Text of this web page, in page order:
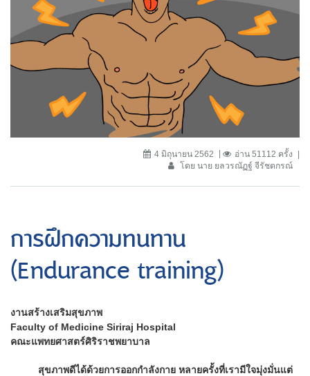
4 มิถุนายน 2562
อ่าน 51112 ครั้ง
โดย นาย ยลวรณัฏฐ์ จีรัชตกรณ์
การฝึกความทนทาน
(Endurance training)
งานสร้างเสริมสุขภาพ
Faculty of Medicine Siriraj Hospital
คณะแพทยศาสตร์ศิริราชพยาบาล
สุขภาพดีได้ด้วยการออกกำลังกาย หลายครั้งที่เรามีใจมุ่งมั่นแต่